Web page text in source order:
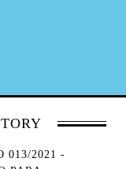
013/2021 -